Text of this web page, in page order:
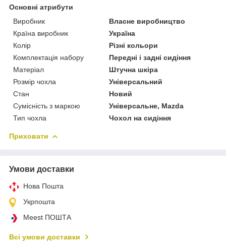
Основні атрибути
Виробник
Власне виробництво
Країна виробник
Україна
Колір
Різні кольори
Комплектація набору
Передні і задні сидіння
Матеріал
Штучна шкіра
Розмір чохла
Універсальний
Стан
Новий
Сумісність з маркою
Універсальне, Mazda
Тип чохла
Чохол на сидіння
Приховати
Умови доставки
Нова Пошта
Укрпошта
Meest ПОШТА
Всі умови доставки